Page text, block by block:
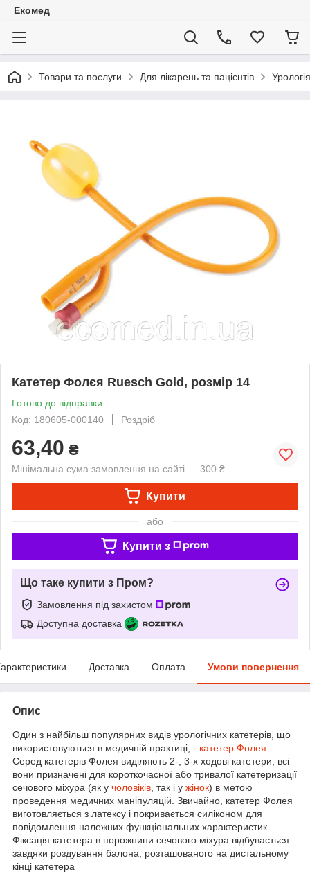
Екомед
Товари та послуги Для лікарень та пацієнтів Урологія
Катетер Фолєя Ruesch Gold, розмір 14
Готово до відправки
Код: 180605-000140
Роздріб
63,40 ₴
Мінімальна сума замовлення на сайті — 300 ₴
Купити
або
Купити з
Що таке купити з Пром?
Замовлення під захистом
Доступна доставка
Доставка Оплата Умови повернення
Опис
Один з найбільш популярних видів урологічних катетерів, що
використовуються в медичній практиці, - катетер Фолея
Серед катетерів Фолея виділяють 2-, 3-х ходові катетери, всі
вони призначені для короткочасної або тривалої катетеризації
сечового міхура (як у чоловіків , так і у жінок) в метою
проведення медичних маніпуляцій. Звичайно, катетер Фолея
виготовляється з латексу і покривається силіконом для
повідомлення належних функціональних характеристик.
Фіксація катетера в порожнини сечового міхура відбувається
завдяки роздування балона, розташованого на дистальному
кінці катетера